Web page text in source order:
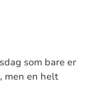
som bare er
men en helt